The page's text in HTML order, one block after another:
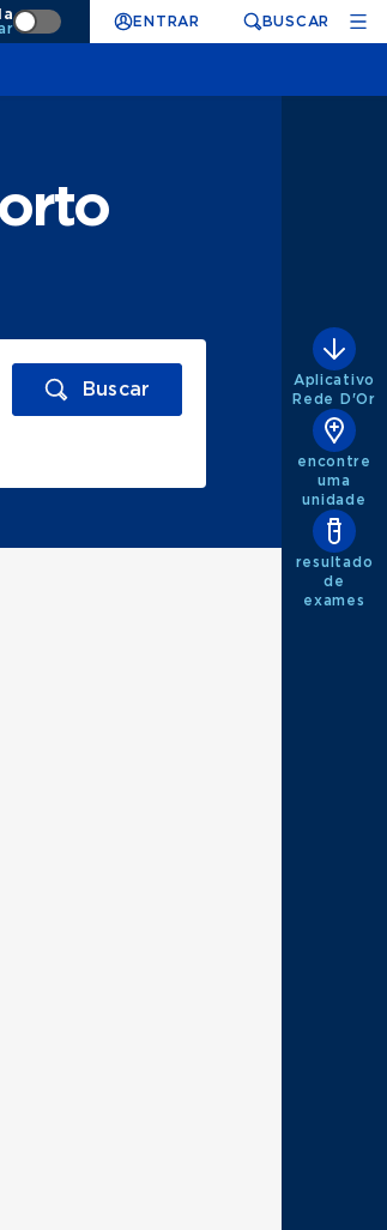
ENTRAR BUSCAR
Buscar
Aplicativo
Rede D'Or
encontre
uma
unidade
resultado
de
exames